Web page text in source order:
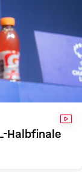
Halbfinale